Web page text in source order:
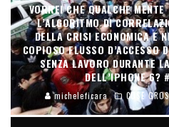
VORREI CHE QUALCHE
L’ALGORITMO DI
DELLA CRISI ECONOMICA E
COPIOSO FLUSSO D’ACCESSO
SENZA LAVORO DURANTE
DELL’IPHONE 6?
micheleficara COSE